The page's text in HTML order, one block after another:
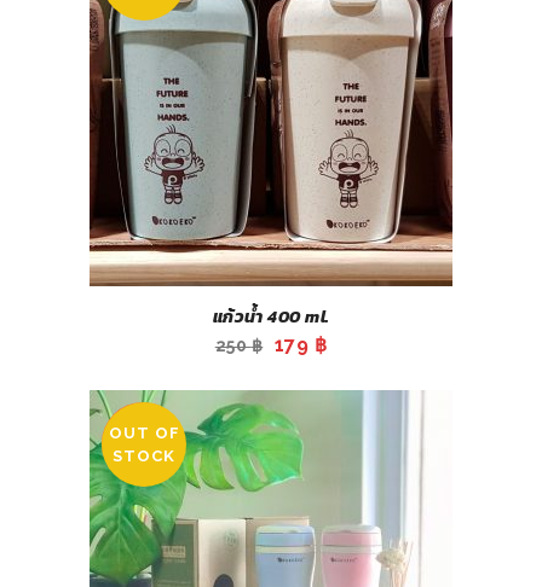
แก้วน้ำ 400 ml.
250฿
Original
was:
250 ฿.
179 ฿Current
SALE
OUT OF
STOCK